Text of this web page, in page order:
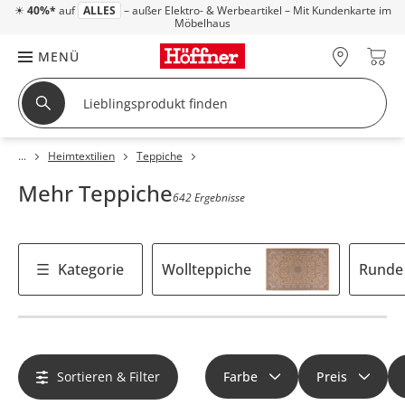
☀ 40%* auf ALLES – außer Elektro- & Werbeartikel – Mit Kundenkarte im
Möbelhaus
MENÜ
Heimtextilien Teppiche
Mehr Teppiche642 Ergebnisse
Kategorie Wollteppiche
Sortieren & Filter Farbe Preis